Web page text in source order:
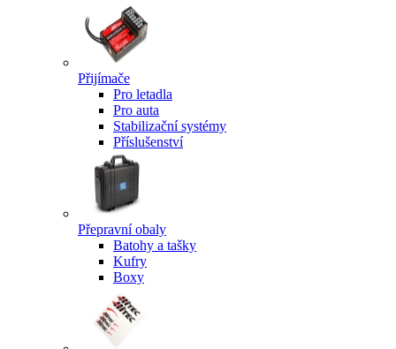
Přijímače
Pro letadla
Pro auta
Stabilizační systémy
Příslušenství
Přepravní obaly
Batohy a tašky
Kufry
Boxy